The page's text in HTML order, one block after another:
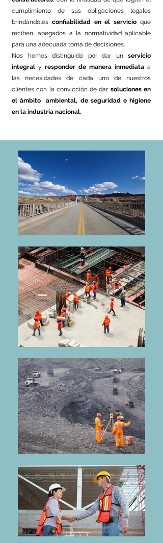
cumplimiento de sus obligaciones legales
brindándoles confiabilidad en el servicio que
reciben, apegados a la normatividad aplicable
para una adecuada toma de decisiones.
Nos hemos distinguido por dar un servicio
integral y responder de manera inmediata a
las necesidades de cada uno de nuestros
clientes con la convicción de dar soluciones en
el ámbito ambiental, de seguridad e higiene
en la industria nacional.